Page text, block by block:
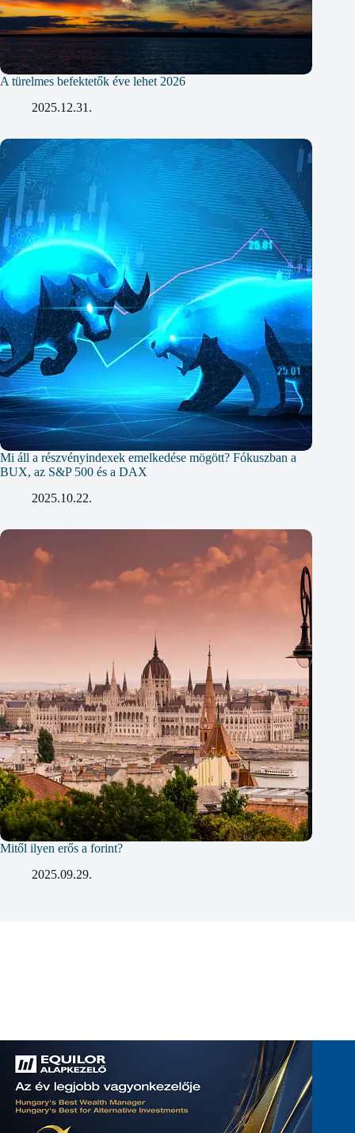
A türelmes befektetők éve lehet 2026
2025.12.31.
Mi áll a részvényindexek emelkedése mögött? Fókuszban a
BUX, az S&P 500 és a DAX
2025.10.22.
Mitől ilyen erős a forint?
2025.09.29.